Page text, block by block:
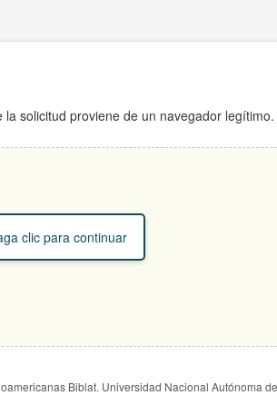
solicitud proviene de un navegador legítimo.
clic para continuar
Biblat. Universidad Nacional Autónoma